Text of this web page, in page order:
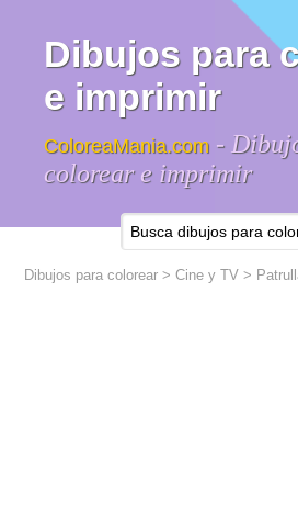
Dibujos para
e imprimir
ColoreaMania.com -
colorear e imprimir
Dibujos para colorear >Cine y TV >